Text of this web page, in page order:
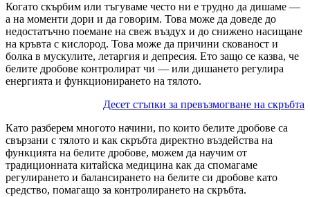
Когато скърбим или тъгуваме често ни е трудно да дишаме —
а на моменти дори и да говорим. Това може да доведе до
недостатъчно поемане на свеж въздух и до снижено насищане
на кръвта с кислород. Това може да причини скованост и
болка в мускулите, летаргия и депресия. Ето защо се казва, че
белите дробове контролират чи — или дишането регулира
енергията и функционирането на тялото.
Десет стъпки за превъзмогване на скръбта
Като разберем многото начини, по които белите дробове са
свързани с тялото и как скръбта директно въздейства на
функцията на белите дробове, можем да научим от
традиционната китайска медицина как да спомагаме
регулирането и балансирането на белите си дробове като
средство, помагащо за контролирането на скръбта.